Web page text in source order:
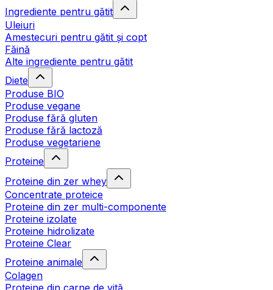
Ingrediente pentru gătit
Uleiuri
Amestecuri pentru gătit și copt
Făină
Alte ingrediente pentru gătit
Diete
Produse BIO
Produse vegane
Produse fără gluten
Produse fără lactoză
Produse vegetariene
Proteine
Proteine din zer whey
Concentrate proteice
Proteine din zer multi-componente
Proteine izolate
Proteine hidrolizate
Proteine Clear
Proteine animale
Colagen